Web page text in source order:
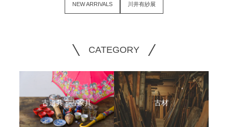
NEW ARRIVALS 川井有紗展
CATEGORY
古道具・古家具 古材